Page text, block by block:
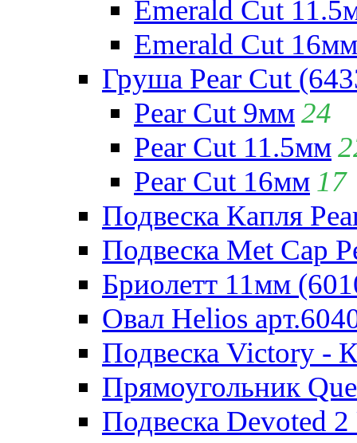
Emerald Cut
Emerald Cut 16мм
Груша Pear Cut
Pear Cut 9мм24
Pear Cut 11.5мм
Pear Cut 16мм 17
Подвеска Капля
Подвеска Met Cap
Бриолетт 11мм
Овал Helios
Подвеска Victory -
Прямоугольник
Подвеска Devoted